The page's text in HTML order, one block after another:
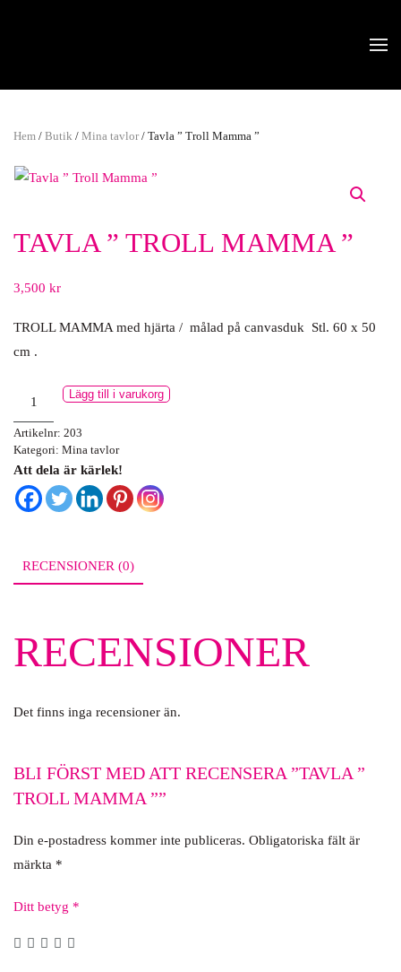
Hem / Butik / Mina tavlor/ Tavla ” Troll Mamma ”
TAVLA ” TROLL MAMMA ”
3,500 kr
TROLL MAMMA med hjärta / målad på canvasduk Stl. 60 x 50
cm .
Troll
Mamma
”
mängd
Lägg till i varukorg
Artikelnr: 203
Kategori: Mina tavlor
Att dela är kärlek!
RECENSIONER (0)
RECENSIONER
Det finns inga recensioner än.
BLI FÖRST MED ATT RECENSERA ”TAVLA ”
TROLL MAMMA ””
Din e-postadress kommer inte publiceras. Obligatoriska fält är
märkta *
Ditt betyg *